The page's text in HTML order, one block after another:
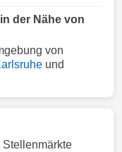
der Nähe von
von
und